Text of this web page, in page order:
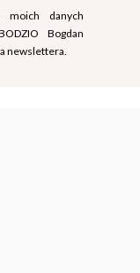
moich danych
Bogdan
newslettera.